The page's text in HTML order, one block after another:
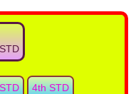
4th STD